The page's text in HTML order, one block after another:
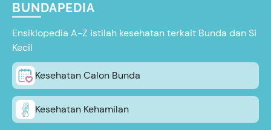
BUNDAPEDIA
Ensiklopedia A-Z istilah kesehatan terkait Bunda dan Si
Kecil
Kesehatan Calon Bunda
Kesehatan Kehamilan